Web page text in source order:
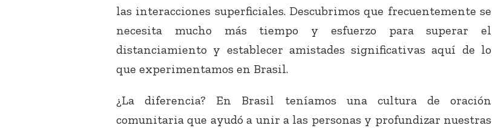
las interacciones superficiales. Descubrimos que frecuentemente se
necesita mucho más tiempo y esfuerzo para superar el
distanciamiento y establecer amistades significativas aquí de lo
que experimentamos en Brasil.
¿La diferencia? En Brasil teníamos una cultura de oración
comunitaria que ayudó a unir a las personas y profundizar nuestras